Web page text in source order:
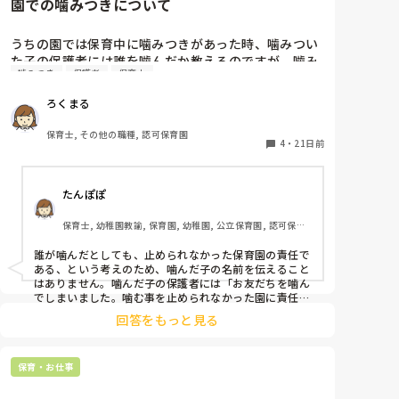
うちの園では保育中に噛みつきがあった時、噛みつい
た子の保護者には誰を噛んだか教えるのですが、噛み
つかれた方の保護者には誰から噛みつかれたのか教え
2歳くらいになると「〇〇ちゃんが噛んだ」と言える
ので、子どもが言う前に保育園側から伝えたほうがい
いのかな？と思いました。
みなさんの園ではどのように対応をしていますか？
噛みつき 保護者 保育士
ろくまる
保育士, その他の職種, 認可保育園
4・ 21日前
たんぽぽ
保育士, 幼稚園教諭, 保育園, 幼稚園, 公立保育園, 認可保育
誰が噛んだとしても、止められなかった保育園の責任で
ある、という考えのため、噛んだ子の名前を伝えること
はありません。噛んだ子の保護者には「お友だちを噛ん
でしまいました。噛む事を止められなかった園に責任が
あるため謝罪は園がします」というような内容を伝えま
す。ただし家でも噛む事があれば、そのつどきちんと注
に考えていく姿勢をとっています。
回答をもっと見る
保育・お仕事